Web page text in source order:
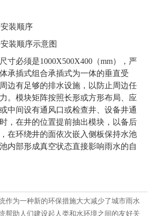
装顺序
装顺序示意图
寸必须是1000X500X400（mm），严
承插式组合承插式为一体的垂直受
边有足够的排水设施，以防止周边任
。模块矩阵按照长形或方形布局、应
中间设有通风口或检查井、设备井通
，在井的位置提前抽出模块，以备后
在环绕井的面依次嵌入侧板保持水池
内部形成真空状态直接影响雨水的自
作为一种新的环保措施大大减少了城市雨水
帮助人们建设起人类和水环境之间的友好关